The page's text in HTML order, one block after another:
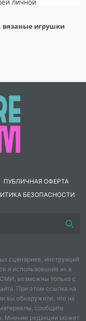
для личного
новостей, не
И тогда вы
в ленте
вязаные игрушки
ПУБЛИЧНАЯ ОФЕРТА
БЕЗОПАСНОСТИ
сценариев, инструкций
и использование их в
возможны только с
При этом ссылка на
вы обнаружили, что на
сообщите
Мнение редакции может